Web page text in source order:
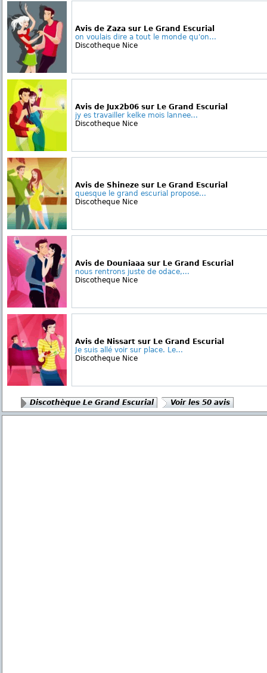
Avis de Zaza sur Le Grand Escurial
on voulais dire a tout le monde qu'on...
Discotheque Nice
Avis de Jux2b06 sur Le Grand Escurial
jy es travailler kelke mois lannee...
Discotheque Nice
Avis de Shineze sur Le Grand Escurial
quesque le grand escurial propose...
Discotheque Nice
Avis de Douniaaa sur Le Grand Escurial
nous rentrons juste de odace,...
Discotheque Nice
Avis de Nissart sur Le Grand Escurial
Je suis allé voir sur place. Le...
Discotheque Nice
Discothèque Le Grand Escurial Voir les 50 avis